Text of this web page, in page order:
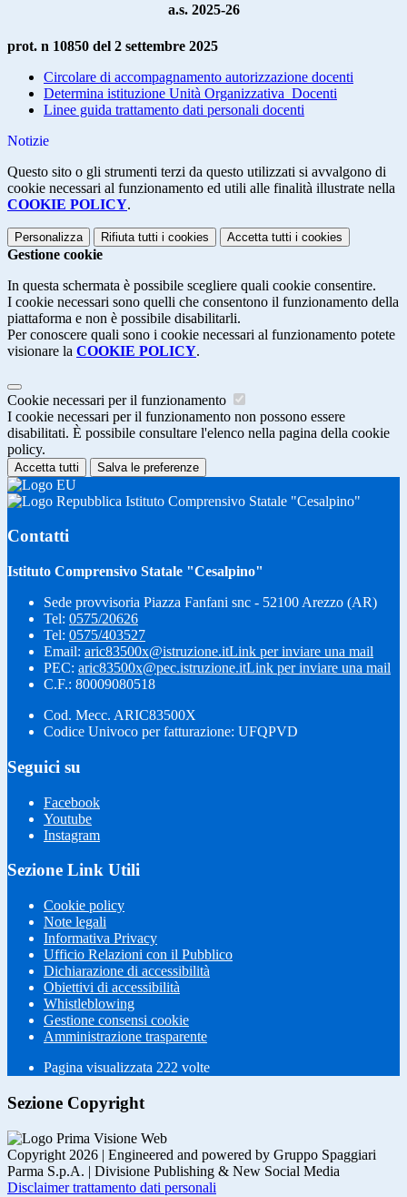
a.s. 2025-26
prot. n 10850 del 2 settembre 2025
Circolare di accompagnamento autorizzazione docenti
Determina istituzione Unità Organizzativa Docenti
Linee guida trattamento dati personali docenti
Notizie
Questo sito o gli strumenti terzi da questo utilizzati si avvalgono di
cookie necessari al funzionamento ed utili alle finalità illustrate nella
COOKIE POLICY.
Personalizza Rifiuta tutti i cookies Accetta tutti i cookies
Gestione cookie
In questa schermata è possibile scegliere quali cookie consentire.
I cookie necessari sono quelli che consentono il funzionamento della
piattaforma e non è possibile disabilitarli.
Per conoscere quali sono i cookie necessari al funzionamento potete
visionare la COOKIE POLICY.
Cookie necessari per il funzionamento
I cookie necessari per il funzionamento non possono essere
disabilitati. È possibile consultare l'elenco nella pagina della cookie
policy.
Accetta tutti Salva le preferenze
Istituto Comprensivo Statale "Cesalpino"
Contatti
Istituto Comprensivo Statale "Cesalpino"
Sede provvisoria Piazza Fanfani snc - 52100 Arezzo (AR)
Tel: 0575/20626
Tel: 0575/403527
Email: aric83500x@istruzione.itLink per inviare una mail
PEC: aric83500x@pec.istruzione.itLink per inviare una mail
C.F.: 80009080518
Cod. Mecc. ARIC83500X
Codice Univoco per fatturazione: UFQPVD
Seguici su
Facebook
Youtube
Instagram
Sezione Link Utili
Cookie policy
Note legali
Informativa Privacy
Ufficio Relazioni con il Pubblico
Dichiarazione di accessibilità
Obiettivi di accessibilità
Whistleblowing
Gestione consensi cookie
Amministrazione trasparente
Pagina visualizzata 222 volte
Sezione Copyright
Copyright 2026 | Engineered and powered by Gruppo Spaggiari
Parma S.p.A. | Divisione Publishing & New Social Media
Disclaimer trattamento dati personali